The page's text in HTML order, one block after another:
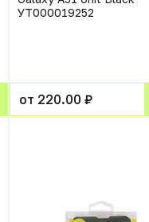
УТ000019252
от 220.00 ₽